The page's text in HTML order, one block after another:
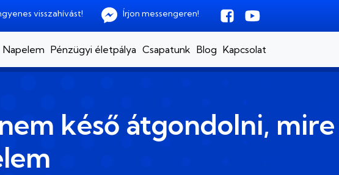
visszahívást! Írjon messengeren!
Napelem Pénzügyi életpálya Csapatunk Blog Kapcsolat
késő átgondolni, mire